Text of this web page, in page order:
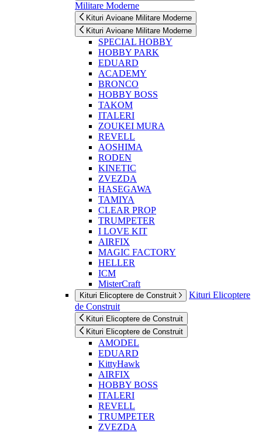
Militare Moderne
Kituri Avioane Militare Moderne
Kituri Avioane Militare Moderne
SPECIAL HOBBY
HOBBY PARK
EDUARD
ACADEMY
BRONCO
HOBBY BOSS
TAKOM
ITALERI
ZOUKEI MURA
REVELL
AOSHIMA
RODEN
KINETIC
ZVEZDA
HASEGAWA
TAMIYA
CLEAR PROP
TRUMPETER
I LOVE KIT
AIRFIX
MAGIC FACTORY
HELLER
ICM
MisterCraft
Kituri Elicoptere de Construit
Kituri Elicoptere
de Construit
Kituri Elicoptere de Construit
Kituri Elicoptere de Construit
AMODEL
EDUARD
KittyHawk
AIRFIX
HOBBY BOSS
ITALERI
REVELL
TRUMPETER
ZVEZDA